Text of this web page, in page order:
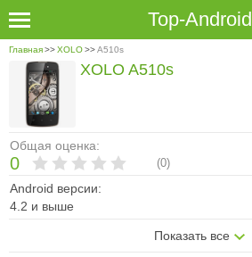
Top-Android
Главная>>XOLO>>A510s
Общая оценка:
0 (0)
Android версии:
4.2 и выше
Показать все
XOLO A510s